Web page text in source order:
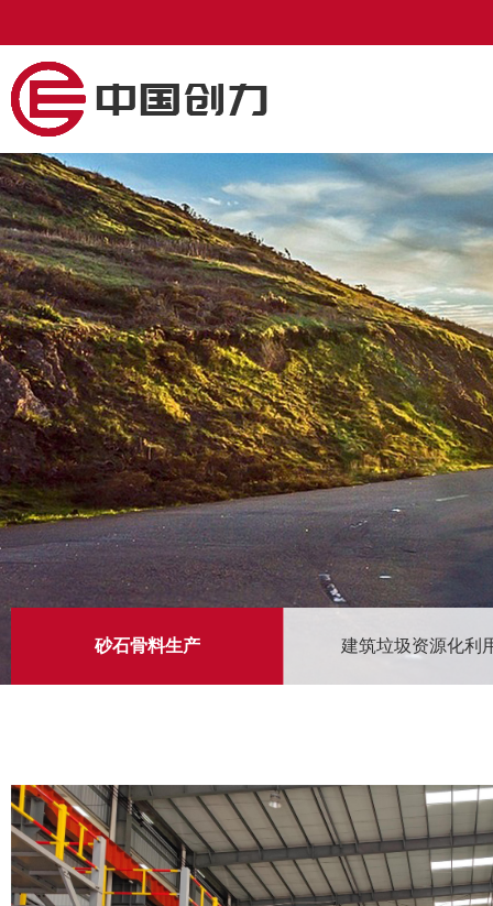
砂石骨料生产 建筑垃圾资源化利